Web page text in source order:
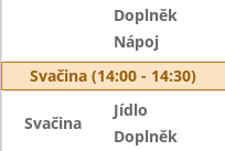
Doplněk
Nápoj
Svačina (14:00 - 14:30)
Svačina
Jídlo
Doplněk